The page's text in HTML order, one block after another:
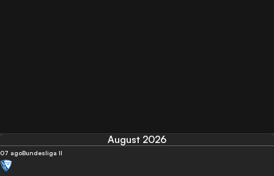
August 2026
07 agoBundesliga II